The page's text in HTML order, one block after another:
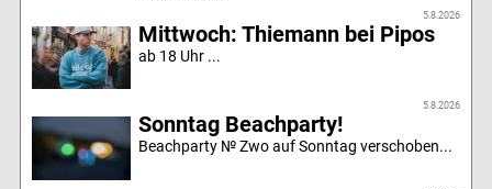
5.8.2026
Mittwoch: Thiemann bei Pipos
ab 18 Uhr ...
5.8.2026
Sonntag Beachparty!
Beachparty № Zwo auf Sonntag verschoben...